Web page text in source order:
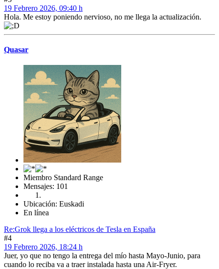
19 Febrero 2026, 09:40 h
Hola. Me estoy poniendo nervioso, no me llega la actualización.
Quasar
Miembro Standard Range
Mensajes: 101
Ubicación: Euskadi
En línea
Re:Grok llega a los eléctricos de Tesla en España
#4
19 Febrero 2026, 18:24 h
Juer, yo que no tengo la entrega del mío hasta Mayo-Junio, para
cuando lo reciba va a traer instalada hasta una Air-Fryer.